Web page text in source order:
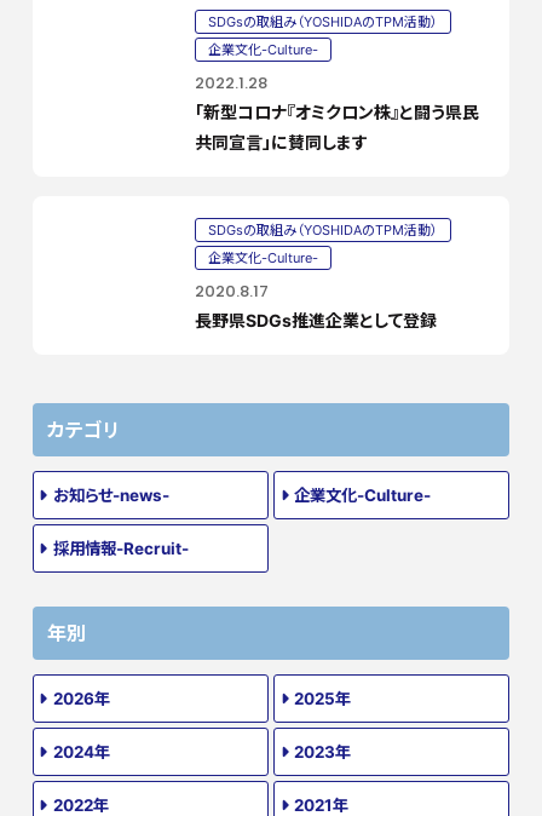
SDGsの取組み（YOSHIDAのTPM活動）
企業文化-Culture-
2022.1.28
「新型コロナ『オミクロン株』と闘う県民
共同宣言」に賛同します
SDGsの取組み（YOSHIDAのTPM活動）
企業文化-Culture-
2020.8.17
長野県SDGs推進企業として登録
カテゴリ
お知らせ-news- 企業文化-Culture-
採用情報-Recruit-
年別
2026年 2025年
2024年 2023年
2022年 2021年